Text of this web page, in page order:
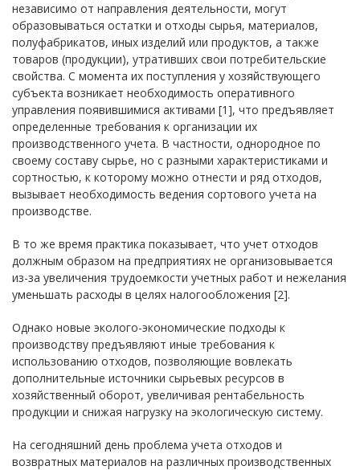
независимо от направления деятельности, могут
образовываться остатки и отходы сырья, материалов,
полуфабрикатов, иных изделий или продуктов, а также
товаров (продукции), утративших свои потребительские
свойства. С момента их поступления у хозяйствующего
субъекта возникает необходимость оперативного
управления появившимися активами [1], что предъявляет
определенные требования к организации их
производственного учета. В частности, однородное по
своему составу сырье, но с разными характеристиками и
сортностью, к которому можно отнести и ряд отходов,
вызывает необходимость ведения сортового учета на
производстве.
В то же время практика показывает, что учет отходов
должным образом на предприятиях не организовывается
из-за увеличения трудоемкости учетных работ и нежелания
уменьшать расходы в целях налогообложения [2].
Однако новые эколого-экономические подходы к
производству предъявляют иные требования к
использованию отходов, позволяющие вовлекать
дополнительные источники сырьевых ресурсов в
хозяйственный оборот, увеличивая рентабельность
продукции и снижая нагрузку на экологическую систему.
На сегодняшний день проблема учета отходов и
возвратных материалов на различных производственных